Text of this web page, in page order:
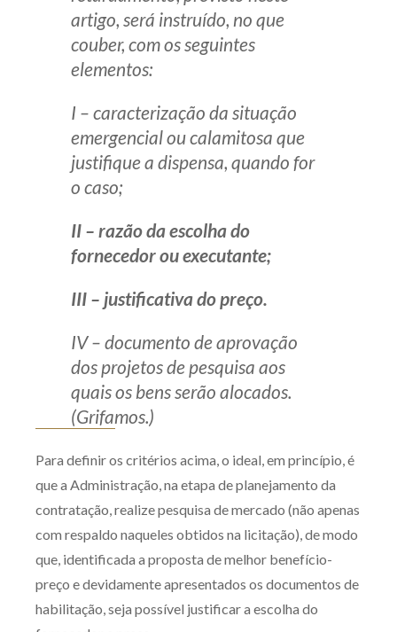
artigo, será instruído, no que
couber, com os seguintes
elementos:
I – caracterização da situação
emergencial ou calamitosa que
justifique a dispensa, quando for
o caso;
II – razão da escolha do
fornecedor ou executante;
III – justificativa do preço.
IV – documento de aprovação
dos projetos de pesquisa aos
quais os bens serão alocados.
(Grifamos.)
Para definir os critérios acima, o ideal, em princípio, é
que a Administração, na etapa de planejamento da
contratação, realize pesquisa de mercado (não apenas
com respaldo naqueles obtidos na licitação), de modo
que, identificada a proposta de melhor benefício-
preço e devidamente apresentados os documentos de
habilitação, seja possível justificar a escolha do